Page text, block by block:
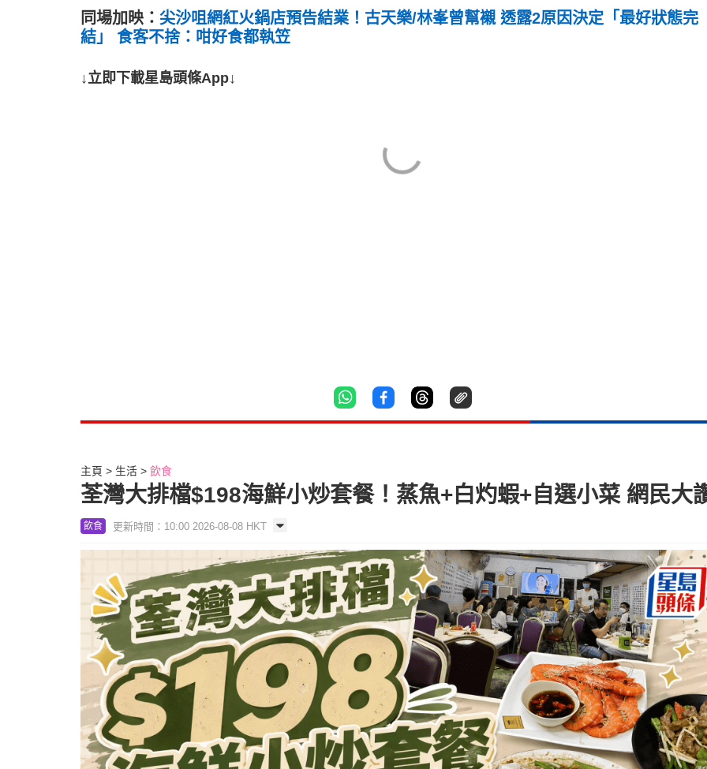
同場加映： 尖沙咀網紅火鍋店預告結業！古天樂/林峯曾幫襯 透露2原因決定「最好狀態完
結」 食客不捨：咁好食都執笠
↓立即下載星島頭條App↓
主頁 生活 飲食
荃灣大排檔$198海鮮小炒套餐！蒸魚+白灼蝦+自選小菜 網民大
飲食 更新時間：10:00 2026-08-08 HKT